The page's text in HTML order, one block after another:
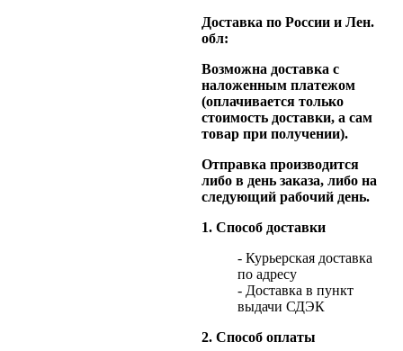
Доставка по России и Лен.
обл:
Возможна доставка с
наложенным платежом
(оплачивается только
стоимость доставки, а сам
товар при получении).
Отправка производится
либо в день заказа, либо на
следующий рабочий день.
1. Способ доставки
- Курьерская доставка
по адресу
- Доставка в пункт
выдачи СДЭК
2. Способ оплаты